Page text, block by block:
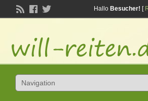
Hallo Besucher! [